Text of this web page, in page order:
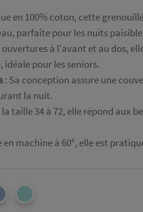
en 100% coton, cette
parfaite pour les nuits
ouvertures à l'avant et au dos,
pour les seniors.
: Sa conception assure une
la nuit.
taille 34 à 72, elle répond aux
en machine à 60°, elle est